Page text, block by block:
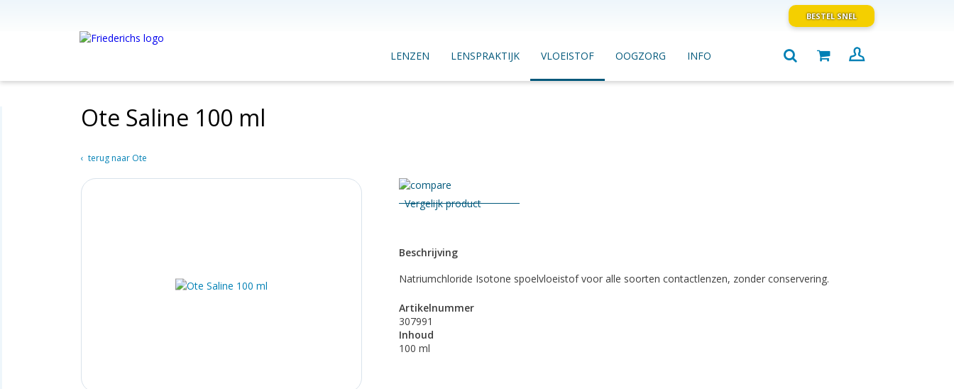
BESTEL SNEL
LENZEN LENSPRAKTIJK VLOEISTOF OOGZORG INFO
Ote Saline 100 ml
terug naar Ote
Vergelijk product
Beschrijving
Natriumchloride Isotone spoelvloeistof voor alle soorten contactlenzen, zonder conservering.
Artikelnummer
307991
Inhoud
100 ml